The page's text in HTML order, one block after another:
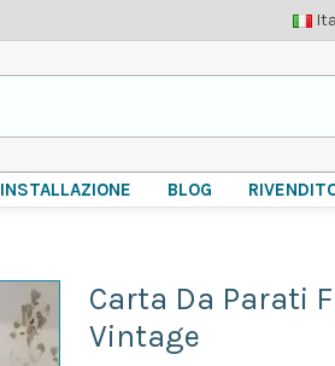
INSTALLAZIONE BLOG
Carta Da Parati
Vintage